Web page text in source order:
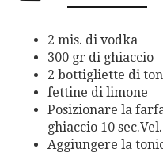
2 mis. di vodka
300 gr di ghiaccio
2 bottigliette di
fettine di limone
Posizionare la
ghiaccio 10 sec.Vel.
Aggiungere la